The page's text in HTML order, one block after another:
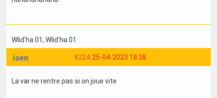
Wlid'ha 01, Wlid'ha 01
#224 25-04-2023 18:38
isen
La var ne rentre pas si on joue vite